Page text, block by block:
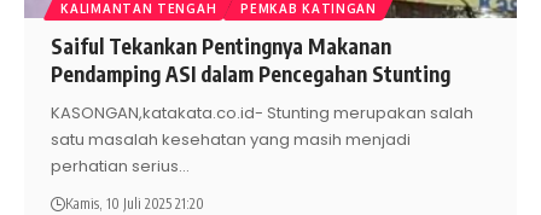
KALIMANTAN TENGAH PEMKAB KATINGAN
Saiful Tekankan Pentingnya Makanan
Pendamping ASI dalam Pencegahan Stunting
KASONGAN,katakata.co.id- Stunting merupakan salah
satu masalah kesehatan yang masih menjadi
perhatian serius…
Kamis, 10 Juli 2025 21:20